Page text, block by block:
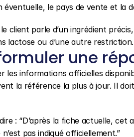
le pays de vente et la
client parle d’un ingrédient
lactose ou d’une autre restriction.
une
les informations officielles
la référence la plus à jour. Il
: “D’après la fiche actuelle, cet
pas indiqué officiellement.”